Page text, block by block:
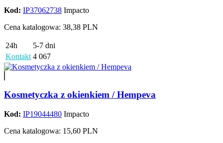
Kod: IP37062738 Impacto
Cena katalogowa: 38,38 PLN
24h
5-7 dni
Kontakt 4 067
Kosmetyczka z okienkiem / Hempeva
Kod: IP19044480 Impacto
Cena katalogowa: 15,60 PLN